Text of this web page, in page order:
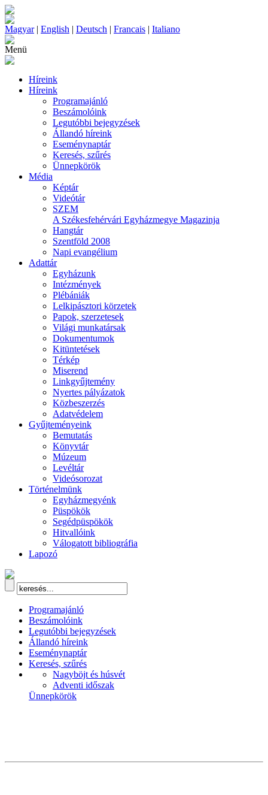
Magyar| English | Deutsch | Francais | Italiano
Menü
Híreink
Híreink
Programajánló
Beszámolóink
Legutóbbi bejegyzések
Állandó híreink
Eseménynaptár
Keresés, szűrés
Ünnepkörök
Média
Képtár
Videótár
SZEM
A Székesfehérvári Egyházmegye Magazinja
Hangtár
Szentföld 2008
Napi evangélium
Adattár
Egyházunk
Intézmények
Plébániák
Lelkipásztori körzetek
Papok, szerzetesek
Világi munkatársak
Dokumentumok
Kitüntetések
Térkép
Miserend
Linkgyűjtemény
Nyertes pályázatok
Közbeszerzés
Adatvédelem
Gyűjteményeink
Bemutatás
Könyvtár
Múzeum
Levéltár
Videósorozat
Történelmünk
Egyházmegyénk
Püspökök
Segédpüspökök
Hitvallóink
Válogatott bibliográfia
Lapozó
Programajánló
Beszámolóink
Legutóbbi bejegyzések
Állandó híreink
Eseménynaptár
Keresés, szűrés
Nagyböjt és húsvét
Adventi időszak
Ünnepkörök